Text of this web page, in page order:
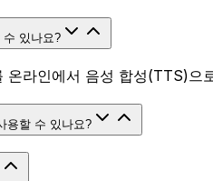
수 있나요?
라인에서 음성 합성(TTS)
용할 수 있나요?